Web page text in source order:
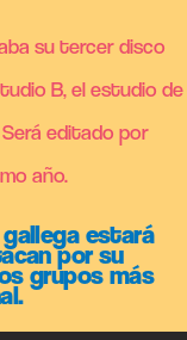
su tercer disco
B, el estudio de
Será editado por
año.
estará
por su
grupos más